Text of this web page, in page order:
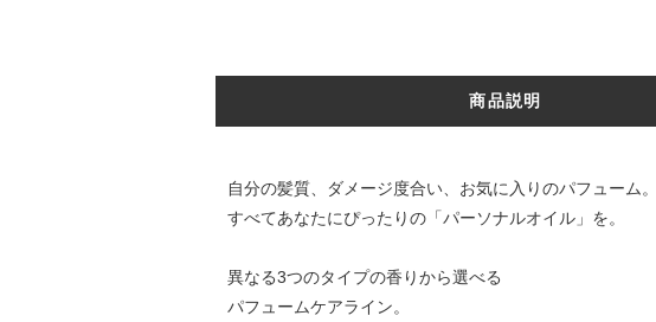
商品説明
自分の髪質、ダメージ度合い、お気に入りのパフューム。
すべてあなたにぴったりの「パーソナルオイル」を。
異なる3つのタイプの香りから選べる
パフュームケアライン。